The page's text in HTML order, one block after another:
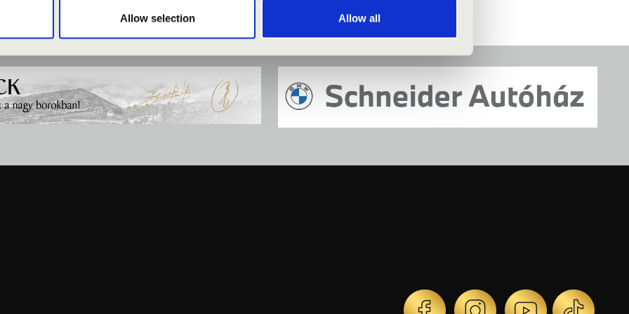
Allow selection Allow all